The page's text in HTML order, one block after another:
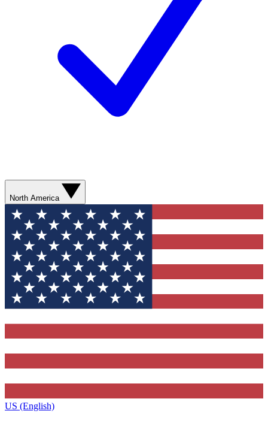
North America
US (English)